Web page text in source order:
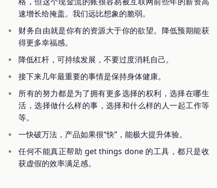
速增长给掩盖。我们远比想象的脆弱。
财务自由就是你有的资源大于你的欲望。降低预期能获
得更多幸福感。
降低杠杆，可持续发展，不要过度消耗自己。
接下来几年最重要的事情是保持身体健康。
所有的努力都是为了拥有更多选择的权利，选择在哪生
活，选择做什么样的事，选择和什么样的人一起工作等
等。
一快破万法，产品如果很“快”，能极大提升体验。
任何不能真正帮助 get things done 的工具，都只是收
获虚假的效率满足感。